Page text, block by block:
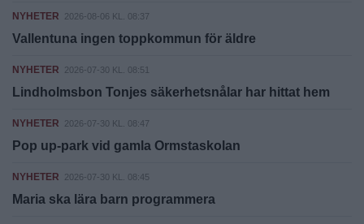
NYHETER 2026-08-06 KL. 08:37
Vallentuna ingen toppkommun för äldre
NYHETER 2026-07-30 KL. 08:51
Lindholmsbon Tonjes säkerhetsnålar har hittat hem
NYHETER 2026-07-30 KL. 08:47
Pop up-park vid gamla Ormstaskolan
NYHETER 2026-07-30 KL. 08:45
Maria ska lära barn programmera